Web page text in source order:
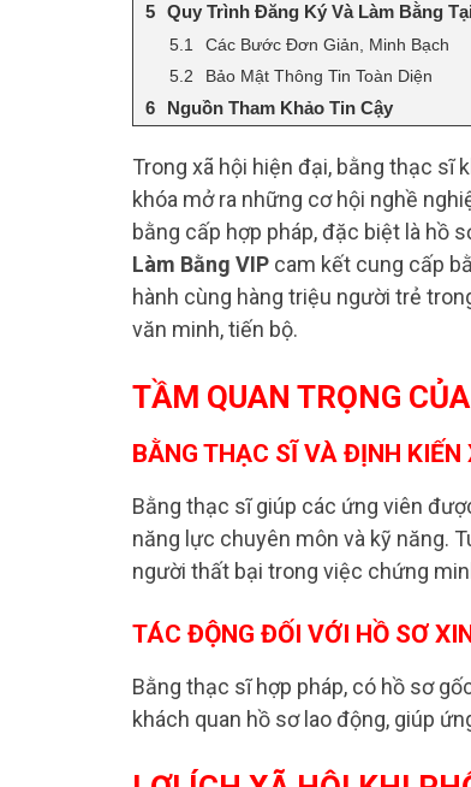
Quy Trình Đăng Ký Và Làm Bằng
Các Bước Đơn Giản, Minh Bạch
Bảo Mật Thông Tin Toàn Diện
Nguồn Tham Khảo Tin Cậy
Trong xã hội hiện đại, bằng thạc sĩ
khóa mở ra những cơ hội nghề
bằng cấp hợp pháp, đặc biệt là hồ
Làm Bằng VIP cam kết cung cấp
hành cùng hàng triệu người trẻ
văn minh, tiến bộ.
TẦM QUAN TRỌNG
BẰNG THẠC SĨ VÀ ĐỊNH KIẾN
Bằng thạc sĩ giúp các ứng viên
năng lực chuyên môn và kỹ năng.
người thất bại trong việc chứng
TÁC ĐỘNG ĐỐI VỚI HỒ SƠ
Bằng thạc sĩ hợp pháp, có hồ sơ
khách quan hồ sơ lao động, giúp